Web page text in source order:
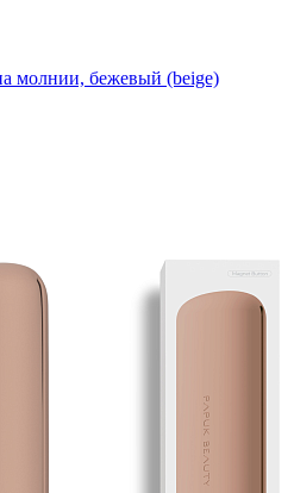
молнии, бежевый (beige)